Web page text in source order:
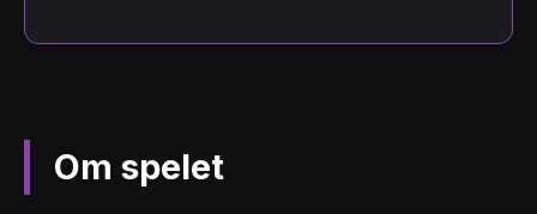
Om spelet